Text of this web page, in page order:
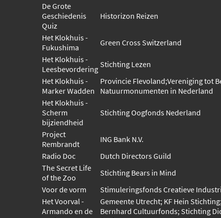
De Grote
Geschiedenis
Quiz
Historizon Reizen
Het Klokhuis -
Fukushima
Green Cross Switzerland
Het Klokhuis -
Leesbevordering Stichting Lezen
Het Klokhuis -
Marker Wadden
Provincie Flevoland;Vereniging tot
Natuurmonumenten in Nederland
Het Klokhuis -
Scherm
bijziendheid
Stichting Oogfonds Nederland
Project
Rembrandt
ING Bank N.V.
Radio Doc
Dutch Directors Guild
The Secret Life
of the Zoo
Stichting Bears in Mind
Voor de vorm
Stimuleringsfonds Creatieve
Het Voorval -
Armando en de
Gemeente Utrecht; KF Hein
Bernhard Cultuurfonds; Stichting